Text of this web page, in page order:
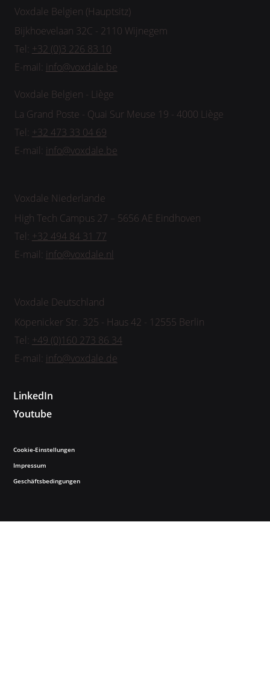
Voxdale Belgien (Hauptsitz)
Bijkhoevelaan 32C - 2110 Wijnegem
Tel: +32 (0)3 226 83 10
E-mail: info@voxdale.be
Voxdale Belgien - Liège
La Grand Poste - Quai Sur Meuse 19 - 4000 Liège
Tel: +32 473 33 04 69
E-mail: info@voxdale.be
Voxdale Niederlande
High Tech Campus 27 – 5656 AE Eindhoven
Tel: +32 494 84 31 77
E-mail: info@voxdale.nl
Voxdale Deutschland
Köpenicker Str. 325 - Haus 42 - 12555 Berlin
Tel: +49 (0)160 273 86 34
E-mail: info@voxdale.de
Impressum
Cookie-Einstellungen
Geschäftsbedingungen
LinkedIn
Youtube